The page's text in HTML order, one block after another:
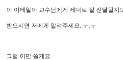
이 이메일이 교수님에게 제대로 잘 전달될지
받으시면 저에게 알려주세요..ㅜ.ㅜ
그럼 이만 쓸게요.